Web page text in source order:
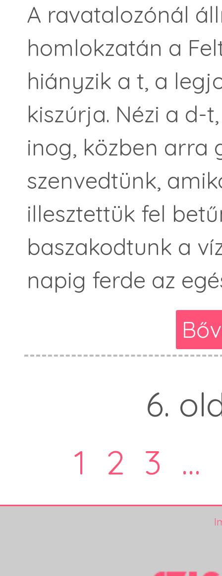
A ravatalozónál
homlokzatán a
hiányzik a t, a
kiszúrja. Nézi a d-
inog, közben arra
szenvedtünk,
illesztettük fel
baszakodtunk a
napig ferde az
6.
1
2 3 ...